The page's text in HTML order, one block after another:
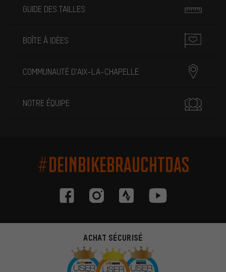
GUIDE DES TAILLES
BOÎTE À IDÉES
COMMUNAUTÉ D'AIX-LA-CHAPELLE
NOTRE ÉQUIPE
#DEINBIKEBRAUCHTDAS
ACHAT SÉCURISÉ